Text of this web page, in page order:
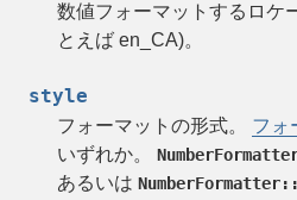
数値フォーマットするロケ
とえば en_CA)。
style
フォーマットの形式。 フォ
いずれか。
あるいは